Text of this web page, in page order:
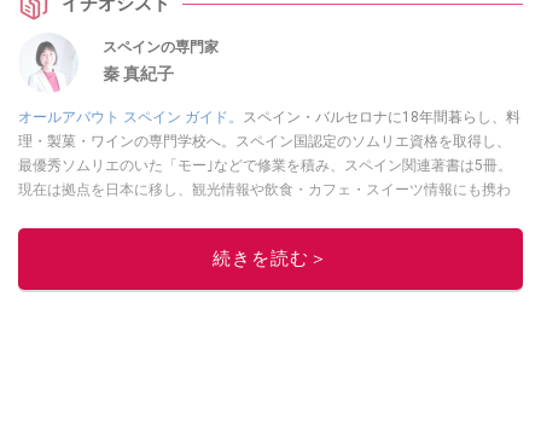
食べ飽きることなく活用できるのもおすすめしたいポイントなのだとか。
スペインの専門家
秦 真紀子
オールアバウト スペイン ガイド。
スペイン・バルセロナに18年間暮らし、料
理・製菓・ワインの専門学校へ。スペイン国認定のソムリエ資格を取得し、
最優秀ソムリエのいた「モー｣などで修業を積み、スペイン関連著書は5冊。
現在は拠点を日本に移し、観光情報や飲食・カフェ・スイーツ情報にも携わ
ーツ販売チェーンのおすすめ商品情報も発信。
17州おいしい旅』（‎産業編集センター刊）ほか。
ガイドや、飲食関連の方の視察旅行のコーディネートやガイド、スペインの
続きを読む＞